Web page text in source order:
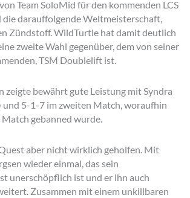
Team SoloMid für den kommenden LCS
die darauffolgende Weltmeisterschaft,
Zündstoff. WildTurtle hat damit deutlich
zweite Wahl gegenüber, dem von seiner
TSM Doublelift ist.
zeigte bewährt gute Leistung mit Syndra
und 5-1-7 im zweiten Match, woraufhin
gebanned wurde.
aber nicht wirklich geholfen. Mit
wieder einmal, das sein
unerschöpflich ist und er ihn auch
Zusammen mit einem unkillbaren